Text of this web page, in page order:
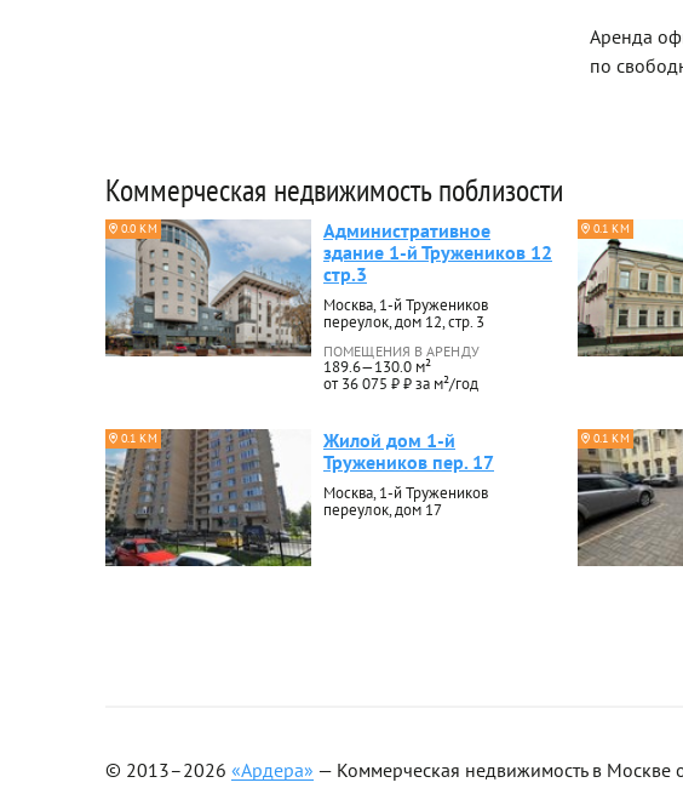
Аренда
по
Коммерческая недвижимость поблизости
0.0 КМ
Административное
здание 1-й Тружеников 12
стр.3
Москва, 1-й Тружеников
переулок, дом 12, стр. 3
ПОМЕЩЕНИЯ В АРЕНДУ
189.6—130.0 м²
от 36 075 ₽ ₽ за м²/год
0.1 КМ
0.1 КМ
Жилой дом 1-й
Тружеников пер. 17
Москва, 1-й Тружеников
переулок, дом 17
0.1 КМ
© 2013–2026 «Ардера» — Коммерческая недвижимость в Москве